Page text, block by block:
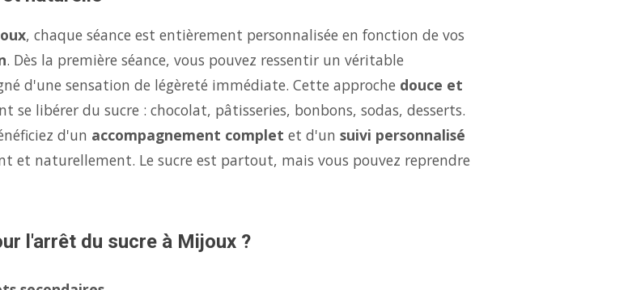
, chaque séance est entièrement personnalisée en fonction de vos
. Dès la première séance, vous pouvez ressentir un véritable
d'une sensation de légèreté immédiate. Cette approche douce et
se libérer du sucre : chocolat, pâtisseries, bonbons, sodas, desserts.
d'un accompagnement complet et d'un suivi personnalisé
et naturellement. Le sucre est partout, mais vous pouvez reprendre
l'arrêt du sucre à Mijoux ?